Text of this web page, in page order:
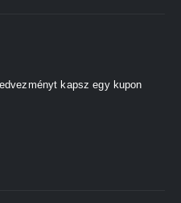
kapsz egy kupon